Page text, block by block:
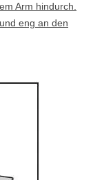
Arm hindurch.
eng an den